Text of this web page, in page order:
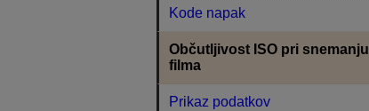
Kode napak
Občutljivost ISO pri snemanju
filma
Prikaz podatkov